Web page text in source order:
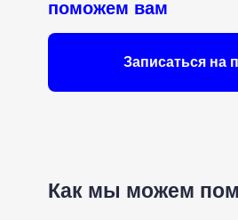
Записаться на
поможем вам
Как мы можем